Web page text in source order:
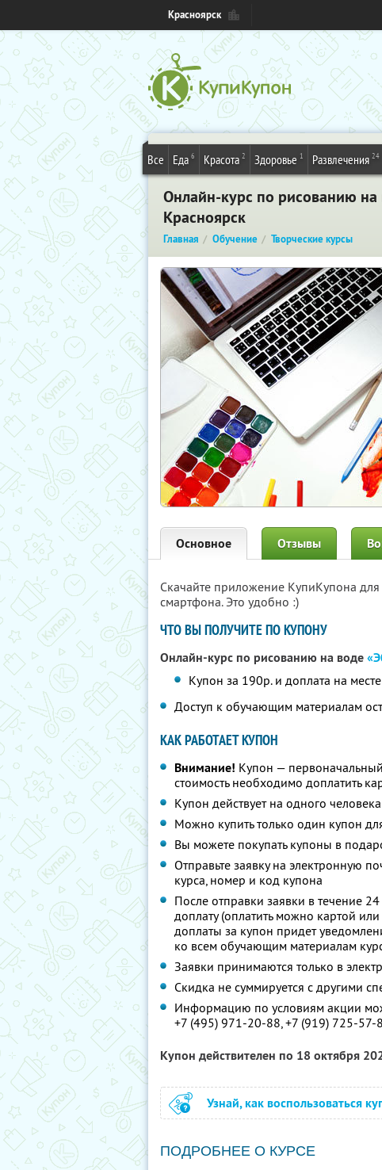
Красноярск
Все Еда 6 Красота 2 Здоровье 1 Развлечения 24
Онлайн-курс по рисованию
Красноярск
Главная Обучение Творческие курсы
Основное Отзывы
Скачайте приложение КупиКупона для
смартфона. Это удобно :)
ЧТО ВЫ ПОЛУЧИТЕ ПО КУПОНУ
Онлайн-курс по рисованию на воде
Купон за 190р. и доплата на
Доступ к обучающим материалам
КАК РАБОТАЕТ КУПОН
Внимание! Купон —
стоимость необходимо доплатить
Купон действует на одного человека
Можно купить только один купон
Вы можете покупать купоны в
Отправьте заявку на электронную
курса, номер и код купона
После отправки заявки в течение
доплату (оплатить можно картой
доплаты за купон придет
ко всем обучающим материалам
Заявки принимаются только в
Скидка не суммируется с другими
Информацию по условиям акции
+7 (495) 971-20-88,+7 (919) 725-57-
Купон действителен по 18 октября
Узнай, как воспользоваться
ПОДРОБНЕЕ О КУРСЕ